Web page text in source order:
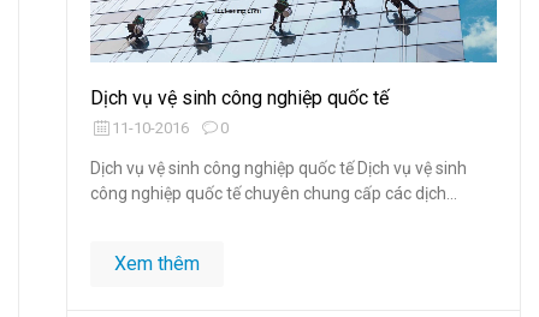
Dịch vụ vệ sinh công nghiệp quốc tế
11-10-2016 0
Dịch vụ vệ sinh công nghiệp quốc tế Dịch vụ vệ sinh
công nghiệp quốc tế chuyên chung cấp các dịch...
Xem thêm